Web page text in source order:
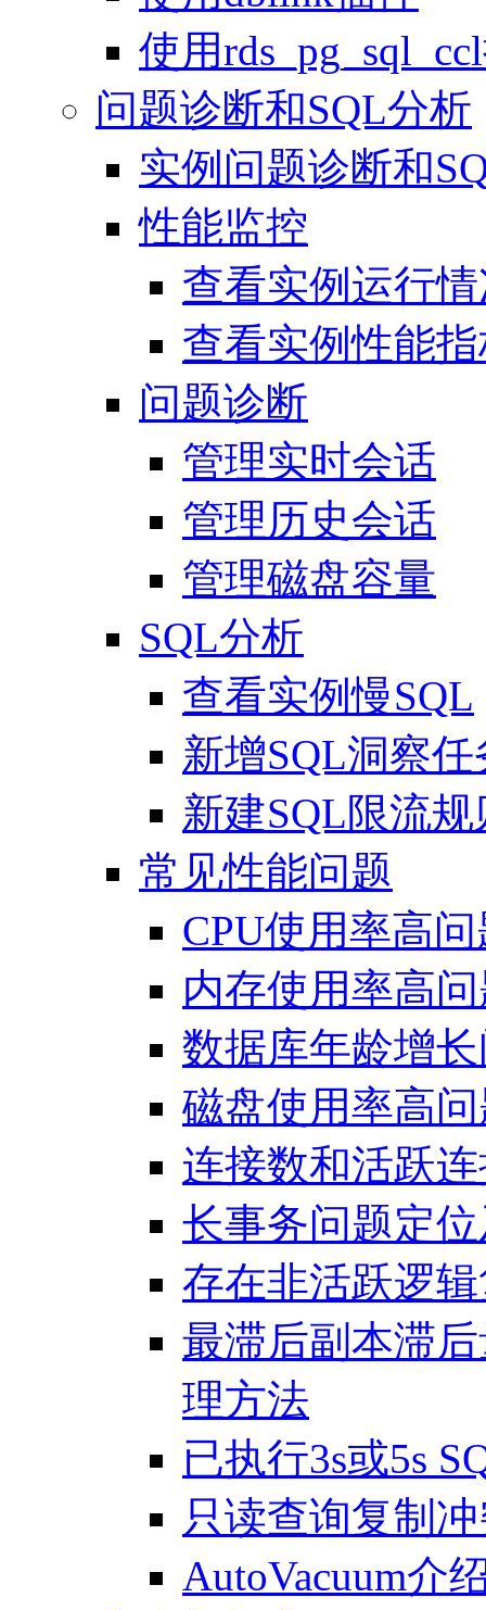
使用
问题诊断和SQL分析
实例问题诊断和
性能监控
查看实例运行
查看实例性能
问题诊断
管理实时会话
管理历史会话
管理磁盘容量
SQL分析
查看实例慢SQL
新增SQL洞察任
新建SQL限流规
常见性能问题
CPU使用率高
内存使用率高
数据库年龄增
磁盘使用率高
连接数和活跃
长事务问题定
存在非活跃逻
最滞后副本滞
理方法
已执行3s或5s
只读查询复制
AutoVacuum介